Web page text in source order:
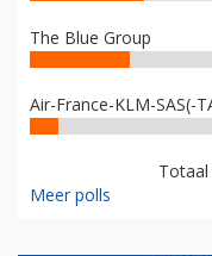
The Blue Group
Air-France-KLM-SAS(-
Meer polls